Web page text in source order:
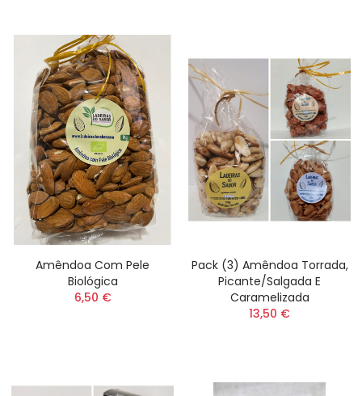
Amêndoa Com Pele
Biológica
6,50 €
Pack (3) Amêndoa Torrada,
Picante/salgada E
Caramelizada
13,50 €